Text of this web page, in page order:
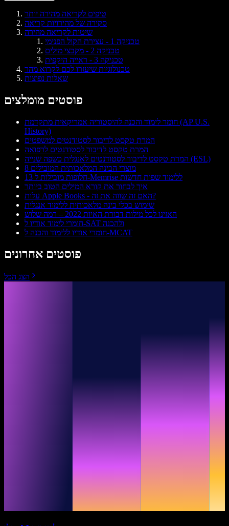
טיפים לקריאה מהירה יותר
סקירה של מהירויות קריאה
שיטות לקריאה מהירה
טכניקה 1 - עצירת הקול הפנימי
טכניקה 2 - מקבצי מילים
טכניקה 3 - ראייה היקפית
טכנולוגיות שיעזרו לכם לקרוא מהר
שאלות נפוצות
פוסטים מומלצים
חומר לימוד והכנה להיסטוריה אמריקאית מתקדמת (AP U.S.
History)
המרת טקסט לדיבור לסטודנטים למשפטים
המרת טקסט לדיבור לסטודנטים לרפואה
המרת טקסט לדיבור לסטודנטים לאנגלית כשפה שנייה (ESL)
8 מוצרי הבינה המלאכותית המובילים
13 חלופות מובילות ל-Memrise ללימוד שפות חדשות
איך לבחור את קורא המילים הטוב ביותר
עלות Apple Books - האם זה שווה את זה?
שימוש בכלי בינה מלאכותית ללימוד אנגלית
האזינו לכל מילות דבורת האיות 2022 – רמה שלוש
חומרי לימוד אודיו ל‑SAT ולהכנה
חומרי אודיו ללימוד והכנה ל-MCAT
פוסטים אחרונים
הצג הכל